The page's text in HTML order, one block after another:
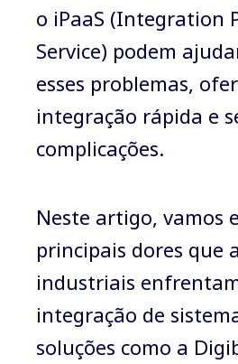
o iPaaS (Integration
Service) podem
esses problemas,
integração rápida e
complicações.
Neste artigo, vamos
principais dores que
industriais
integração de
soluções como a